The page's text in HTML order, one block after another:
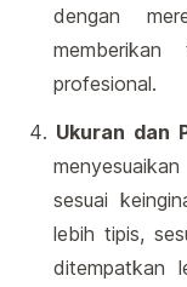
dengan
profesional.
Ukuran dan
sesuai
lebih tipis,
ditempatkan